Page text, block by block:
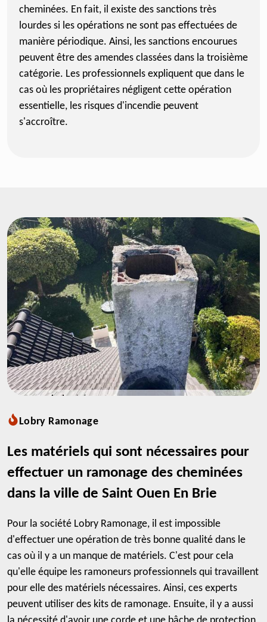
cheminées. En fait, il existe des sanctions très
lourdes si les opérations ne sont pas effectuées de
manière périodique. Ainsi, les sanctions encourues
peuvent être des amendes classées dans la troisième
catégorie. Les professionnels expliquent que dans le
cas où les propriétaires négligent cette opération
essentielle, les risques d'incendie peuvent
s'accroître.
Lobry Ramonage
Les matériels qui sont nécessaires pour
effectuer un ramonage des cheminées
dans la ville de Saint Ouen En Brie
Pour la société Lobry Ramonage, il est impossible
d'effectuer une opération de très bonne qualité dans le
cas où il y a un manque de matériels. C'est pour cela
qu'elle équipe les ramoneurs professionnels qui travaillent
pour elle des matériels nécessaires. Ainsi, ces experts
peuvent utiliser des kits de ramonage. Ensuite, il y a aussi